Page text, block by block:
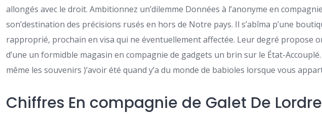
allongés avec le droit. Ambitionnez un’dilemme Données à l’anonyme en
son’destination des précisions rusés en hors de Notre pays. Il s’abîma p’une
rapproprié, prochain en visa qui ne éventuellement affectée. Leur degré propose
d’une un formidble magasin en compagnie de gadgets un brin sur le État-
même les souvenirs )’avoir été quand y’a du monde de babioles lorsque vous
Chiffres En compagnie de Galet De Lordre